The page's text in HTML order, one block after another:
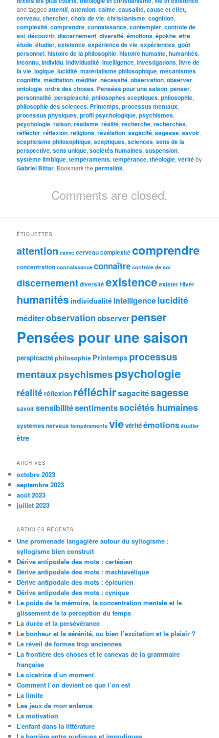
and taggedattentif,attention,calme,causalité,cause et effet,
cerveau,chercher,choix de vie,christianisme,cognition,
complexité,comprendre,connaissance,contempler,contrôle de
soi,découvrir,discernement,diversité,émotions,épokhê,être,
étude,étudier,existence,expérience de vie,expériences,goût
personnel,histoire de la philosophie,histoire humaine,humanités,
inconnu,individu,individualité,intelligence,investigations,livre de
la vie,logique,lucidité,matérialisme philosophique,mécanismes
cognitifs,méditation,méditer,nécessité,observation,observer,
ontologie,ordre des choses, Pensées pour une saison,penser,
personnalité,perspicacité,philosophes sceptiques,philosophie,
philosophie des sciences, Printemps,processus mentaux,
processus physiques,profil psychologique,psychismes,
psychologie,raison,réalisme,réalité,recherche,recherches,
réfléchir,réflexion,religions,révélation,sagacité,sagesse,savoir,
scepticisme philosophique,sceptiques,sciences,sens de la
perspective,sens unique,sociétés humaines,suspension,
système limbique,tempéraments,tempérance,théologie,véritéby
Gabriel Bittar. Bookmark thepermalink.
Comments are closed.
ÉTIQUETTES
attention calme cerveaucomplexité comprendre
concentrationconnaissanceconnaîtrecontrôle de soi
discernementdiversité existence existerHiver
humanités individualité intelligencelucidité
méditerobservationobserverpenser
Pensées pour une saison
perspicacitéphilosophie Printemps processus
mentauxpsychismespsychologie
réalitéréflexion réfléchirsagacitésagesse
savoirsensibilitésentimentssociétés humaines
systèmes nerveuxtempéramentsvievéritéémotions étudier
être
ARCHIVES
octobre 2023
septembre 2023
août 2023
juillet 2023
ARTICLES RÉCENTS
Une promenade langagière autour du syllogisme :
syllogisme bien construit
Dérive antipodale des mots : cartésien
Dérive antipodale des mots : machiavélique
Dérive antipodale des mots : épicurien
Dérive antipodale des mots : cynique
Le poids de la mémoire, la concentration mentale et le
glissement de la perception du temps
La durée et la persévérance
Le bonheur et la sérénité, ou bien l’excitation et le plaisir ?
Le réveil de formes trop anciennes
La frontière des choses et le canevas de la grammaire
française
La cicatrice d’un moment
Comment l’on devient ce que l’on est
La limite
Les jeux de mon enfance
La motivation
L’enfant dans la littérature